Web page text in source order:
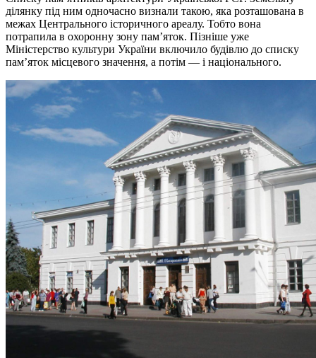
ділянку під ним одночасно визнали такою, яка розташована в
межах Центрального історичного ареалу. Тобто вона
потрапила в охоронну зону пам’яток. Пізніше уже
Міністерство культури України включило будівлю до списку
пам’яток місцевого значення, а потім — і національного.